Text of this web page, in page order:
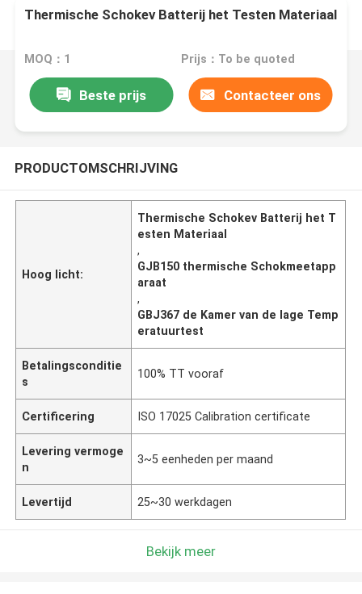
Thermische Schokev Batterij het Testen Materiaal
MOQ：1 Prijs：To be quoted
Beste prijs Contacteer ons
PRODUCTOMSCHRIJVING
Hoog licht:
Thermische Schokev Batterij het T
esten Materiaal
,
GJB150 thermische Schokmeetapp
araat
,
GBJ367 de Kamer van de lage Temp
eratuurtest
Betalingsconditie
s
100% TT vooraf
Certificering ISO 17025 Calibration certificate
Levering vermoge
n
3~5 eenheden per maand
Levertijd 25~30 werkdagen
Bekijk meer